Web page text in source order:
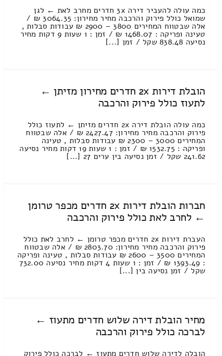
כמה עולה להעביר דירה 3x חדרים מחרב לאת ← לגן
שמואל כולל פירוק והרכבה מחיר מחירון: 3064.35 ₪ /
אלה שבטווח המחירים 3800 – 2900 ₪ עבודות סבלות ,
טעינה ופריקה : 1468.07 ₪ / זמן : 1 שעות 9 דקות מחיר
נסיעה 838.48 שקל / זמן [...]
הובלת דירות 2x חדרים מחירון מזיתן ←
לתעוז כולל פירוק והרכבה
כמה עולה הובלת דירה 2x חדרים מזיתן ← לתעוז כולל
פירוק והרכבה מחיר מחירון: 2427.47 ₪ / אלה שבטווח
המחירים 3000 – 2300 ₪ עבודות סבלות , טעינה
ופריקה : 1532.75 ₪ / זמן : 1 שעות 19 דקות מחיר נסיעה
241.62 שקל / זמן נסיעה בין ערים 27 [...]
חברות הובלת דירות 2x חדרים מכפר טרומן
← לחרב לאת כולל פירוק והרכבה
העברת דירות 2x חדרים מכפר טרומן ← לחרב לאת כולל
פירוק והרכבה מחיר מחירון: 2803.70 ₪ / אלה שבטווח
המחירים 3500 – 2600 ₪ עבודות סבלות , טעינה ופריקה
: 1393.49 ₪ / זמן : 1 שעות 4 דקות מחיר נסיעה 732.00
שקל / זמן נסיעה בין [...]
מחיר הובלת דירה שלוש חדרים מתעוז ←
לברכה כולל פירוק והרכבה
הובלה לדירה שלוש חדרים מתעוז ← לברכה כולל פירוק